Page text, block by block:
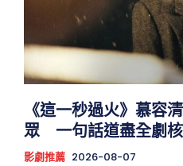
《這一秒過火》慕容
眾 一句話道盡全劇
影劇推薦 2026-08-07